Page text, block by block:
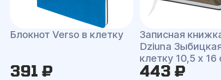
Блокнот Verso в клетку
391 ₽
Записная
Dziuna
клетку 10,5 x 16
443 ₽